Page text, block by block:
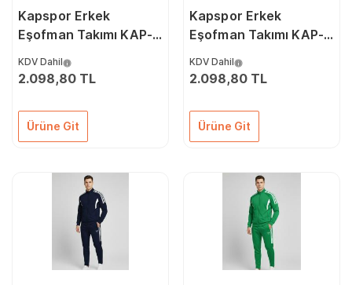
Kapspor Erkek
Eşofman Takımı KAP-
KDV Dahil
2.098,80 TL
Ürüne Git
Kapspor Erkek
Eşofman Takımı KAP-
KDV Dahil
2.098,80 TL
Ürüne Git